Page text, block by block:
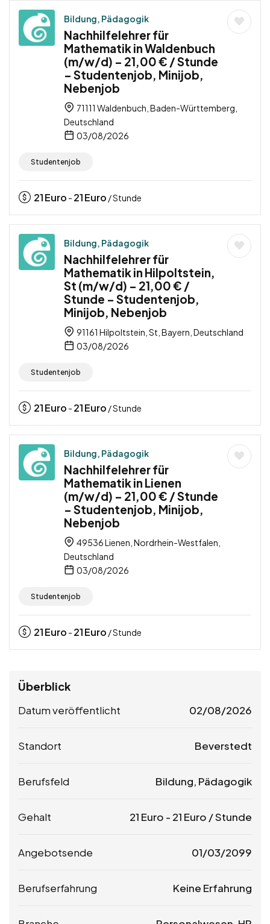
Bildung, Pädagogik
Nachhilfelehrer für
Mathematik in Waldenbuch
(m/w/d) – 21,00 € / Stunde
– Studentenjob, Minijob,
Nebenjob
71111 Waldenbuch, Baden-Württemberg,
Deutschland
03/08/2026
Studentenjob
21Euro - 21Euro / Stunde
Bildung, Pädagogik
Nachhilfelehrer für
Mathematik in Hilpoltstein,
St (m/w/d) – 21,00 € /
Stunde – Studentenjob,
Minijob, Nebenjob
91161 Hilpoltstein, St, Bayern, Deutschland
03/08/2026
Studentenjob
21Euro - 21Euro / Stunde
Bildung, Pädagogik
Nachhilfelehrer für
Mathematik in Lienen
(m/w/d) – 21,00 € / Stunde
– Studentenjob, Minijob,
Nebenjob
49536 Lienen, Nordrhein-Westfalen,
Deutschland
03/08/2026
Studentenjob
21Euro - 21Euro / Stunde
Überblick
Datum veröffentlicht 02/08/2026
Standort Beverstedt
Berufsfeld Bildung, Pädagogik
Gehalt 21 Euro - 21 Euro / Stunde
Angebotsende 01/03/2099
Berufserfahrung Keine Erfahrung